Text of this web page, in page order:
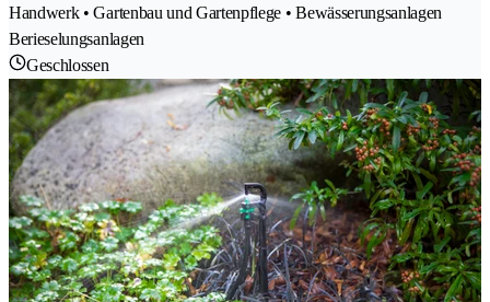
Handwerk • Gartenbau und Gartenpflege • Bewässerungsanlagen
Berieselungsanlagen
Geschlossen